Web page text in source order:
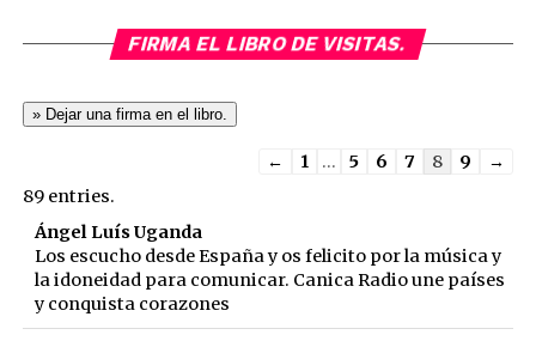
FIRMA EL LIBRO DE VISITAS.
Guestbook
← 1 ... 5 6 7 8 9
→
89 entries.
Ángel Luís Uganda
Los escucho desde España y os felicito por la música y
la idoneidad para comunicar. Canica Radio une países
y conquista corazones